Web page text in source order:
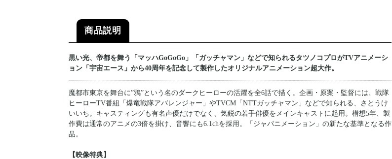
商品説明
黒い光、帝都を舞う「マッハGoGoGo」「ガッチャマン」などで知られるタツノコプロがTVアニメーシ
ョン「宇宙エース」から40周年を記念して製作したオリジナルアニメーション超大作。
魔都市東京を舞台に”鴉”という名のダークヒーローの活躍を全6話で描く。企画・原案・監督には、戦隊
ヒーローTV番組「爆竜戦隊アバレンジャー」やTVCM「NTTガッチャマン」などで知られる、さとうけ
いいち。キャスティングも有名声優だけでなく、気鋭の若手俳優をメインキャストに起用。構想5年、製
作費は通常のアニメの3倍を掛け、音響にも6.1chを採用。「ジャパニメーション」の新たな基準となる作
品。
【映像特典】